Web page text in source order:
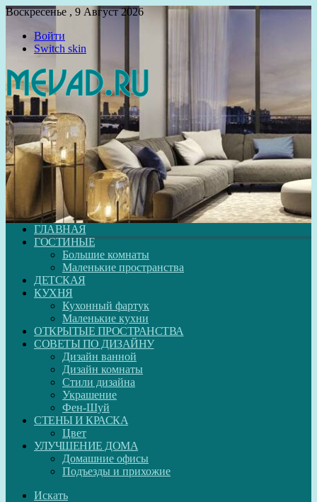
Воскресенье , 9 Август 2026
Войти
Switch skin
ГЛАВНАЯ
ГОСТИНЫЕ
Большие комнаты
Маленькие пространства
ДЕТСКАЯ
КУХНЯ
Кухонный фартук
Маленькие кухни
ОТКРЫТЫЕ ПРОСТРАНСТВА
СОВЕТЫ ПО ДИЗАЙНУ
Дизайн ванной
Дизайн комнаты
Стили дизайна
Украшение
Фен-Шуй
СТЕНЫ И КРАСКА
Цвет
УЛУЧШЕНИЕ ДОМА
Домашние офисы
Подъезды и прихожие
Искать